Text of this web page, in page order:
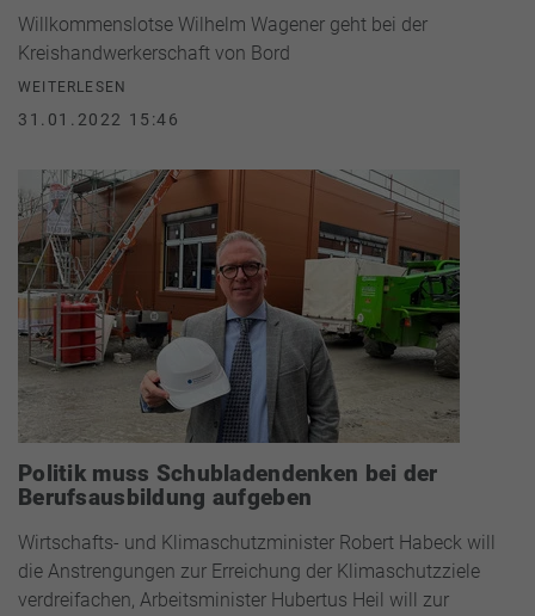
Willkommenslotse Wilhelm Wagener geht bei der
Kreishandwerkerschaft von Bord
WEITERLESEN
31.01.2022 15:46
Politik muss Schubladendenken bei der
Berufsausbildung aufgeben
Wirtschafts- und Klimaschutzminister Robert Habeck will
die Anstrengungen zur Erreichung der Klimaschutzziele
verdreifachen, Arbeitsminister Hubertus Heil will zur